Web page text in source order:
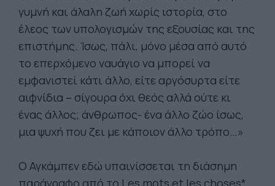
γυμνή και άλαλη ζωή χωρίς ιστορία, στο
έλεος των υπολογισμών της εξουσίας και της
επιστήμης. Ίσως, πάλι, μόνο μέσα από αυτό
το επερχόμενο ναυάγιο να μπορεί να
εμφανιστεί κάτι άλλο, είτε αργόσυρτα είτε
αιφνίδια – σίγουρα όχι θεός αλλά ούτε κι
ένας άλλος; άνθρωπος- ένα άλλο ζώο ίσως,
μια ψυχή που ζει με κάποιον άλλο τρόπο…»
Ο Αγκάμπεν εδώ υπαινίσσεται τη διάσημη
παράγραφο από το Les mots et les choses*